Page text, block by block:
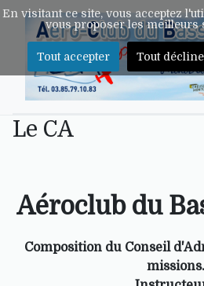
Le CA
Aéroclub du
Composition du Conseil
missions.
En visitant ce site, vous acceptez
vous proposer les meilleurs
Tout accepter Tout